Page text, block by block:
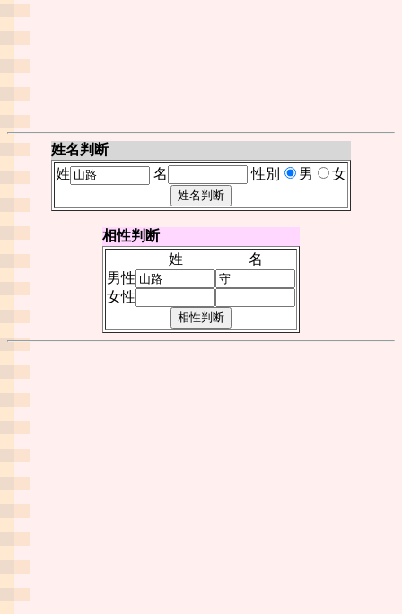
姓名判断
姓
名 性別 男 女
相性判断
姓
名
男性
女性